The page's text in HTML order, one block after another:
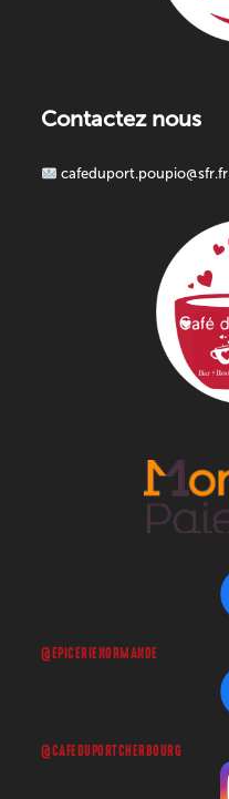
Contactez nous
cafeduport.poupio@sfr.fr
@EPICERIENORMANDE
@CAFEDUPORTCHERBOURG